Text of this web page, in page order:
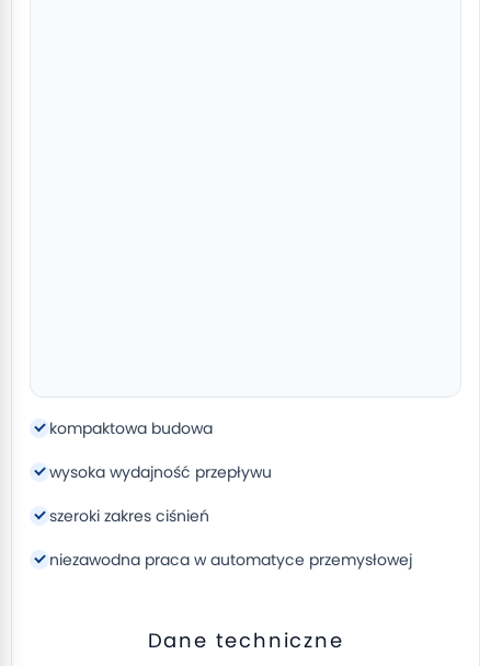
kompaktowa budowa
wysoka wydajność przepływu
szeroki zakres ciśnień
niezawodna praca w automatyce przemysłowej
Dane techniczne